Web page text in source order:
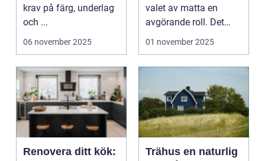
krav på färg, underlag
och ...
06 november 2025
valet av matta en
avgörande roll. Det
handlar inte...
01 november 2025
Renovera ditt kök:
Trähus en naturlig